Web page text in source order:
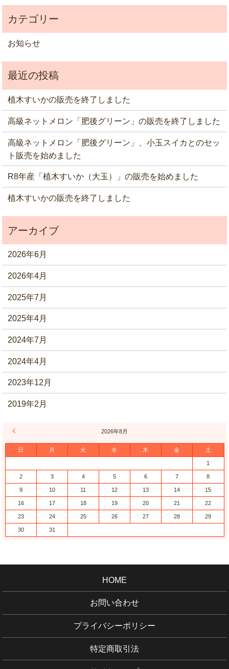
お知らせ
植木すいかの販売を終了しました
高級ネットメロン「肥後グリーン」の販売を終了しました
高級ネットメロン「肥後グリーン」、小玉スイカとのセッ
ト販売を始めました
R8年産「植木すいか（大玉）」の販売を始めました
植木すいかの販売を終了しました
2026年6月
2026年4月
2025年7月
2025年4月
2024年7月
2024年4月
2023年12月
2019年2月
2026年8月
日 月 火 水 木 金 土
1
2 3 4 5 6 7 8
9 10 11 12 13 14 15
16 17 18 19 20 21 22
23 24 25 26 27 28 29
30 31
HOME
お問い合わせ
プライバシーポリシー
特定商取引法